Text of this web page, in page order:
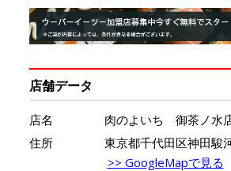
店舗データ
店名
肉のよいち 御茶ノ水
住所
東京都千代田区神田駿
>> GoogleMapで見る